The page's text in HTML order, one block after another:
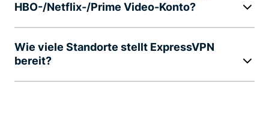
HBO-/Netflix-/Prime Video-Konto?
Wie viele Standorte stellt ExpressVPN
bereit?